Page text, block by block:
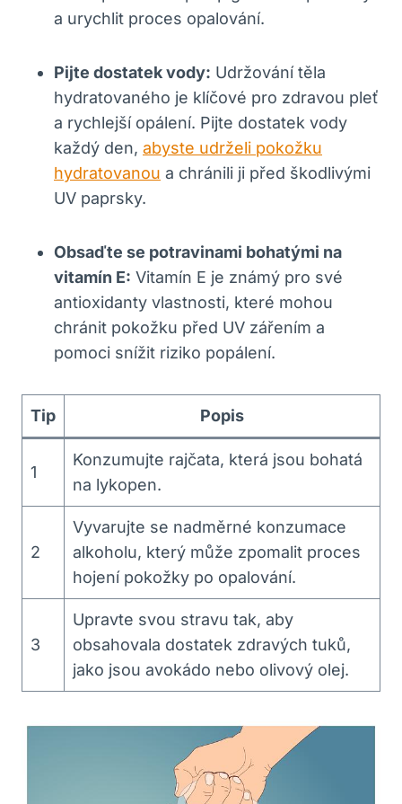
a urychlit proces opalování.
Pijte dostatek vody: Udržování těla
hydratovaného je klíčové pro zdravou pleť
a rychlejší opálení. Pijte dostatek vody
každý den, abyste udrželi pokožku
hydratovanou a chránili ji před škodlivými
UV paprsky.
Obsaďte se potravinami bohatými na
vitamín E: Vitamín E je známý pro své
antioxidanty vlastnosti, které mohou
chránit pokožku před UV zářením a
pomoci snížit riziko popálení.
Tip Popis
1
Konzumujte rajčata, která jsou bohatá
na lykopen.
2
Vyvarujte se nadměrné konzumace
alkoholu, který může zpomalit proces
hojení pokožky po opalování.
3
Upravte svou stravu tak, aby
obsahovala dostatek zdravých tuků,
jako jsou avokádo nebo olivový olej.